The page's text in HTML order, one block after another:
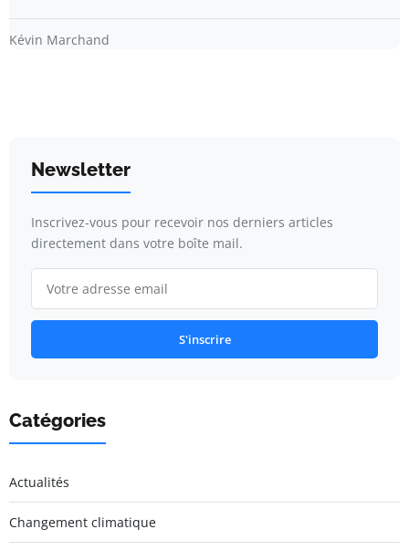
Kévin Marchand
Newsletter
Inscrivez-vous pour recevoir nos derniers articles
directement dans votre boîte mail.
S'inscrire
Catégories
Actualités
Changement climatique